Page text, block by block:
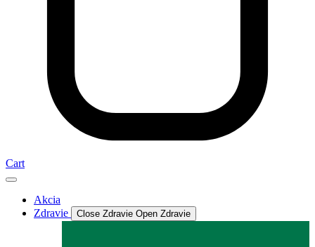
Cart
Akcia
Zdravie
Close Zdravie Open Zdravie